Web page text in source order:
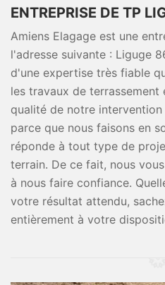
ENTREPRISE DE TP
Amiens Elagage est une
l'adresse suivante : Liguge
d'une expertise très fiable
les travaux de terrassement
qualité de notre
parce que nous faisons en
réponde à tout type de
terrain. De ce fait, nous
à nous faire confiance.
votre résultat attendu,
entièrement à votre